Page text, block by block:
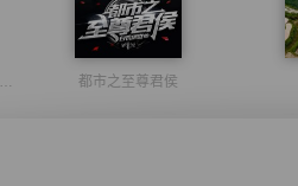
豪门战神：我既王（又名战神归来不败神婿修罗战神） 都市之至尊君侯